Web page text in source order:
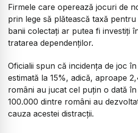
Firmele care operează jocuri de
prin lege să plătească taxă
banii colectați ar putea fi investiți
tratarea dependenților.
Oficialii spun că incidența de joc
estimată la 15%, adică, aproape
români au jucat cel puțin o dată
100.000 dintre români au
cauza acestei distracții.